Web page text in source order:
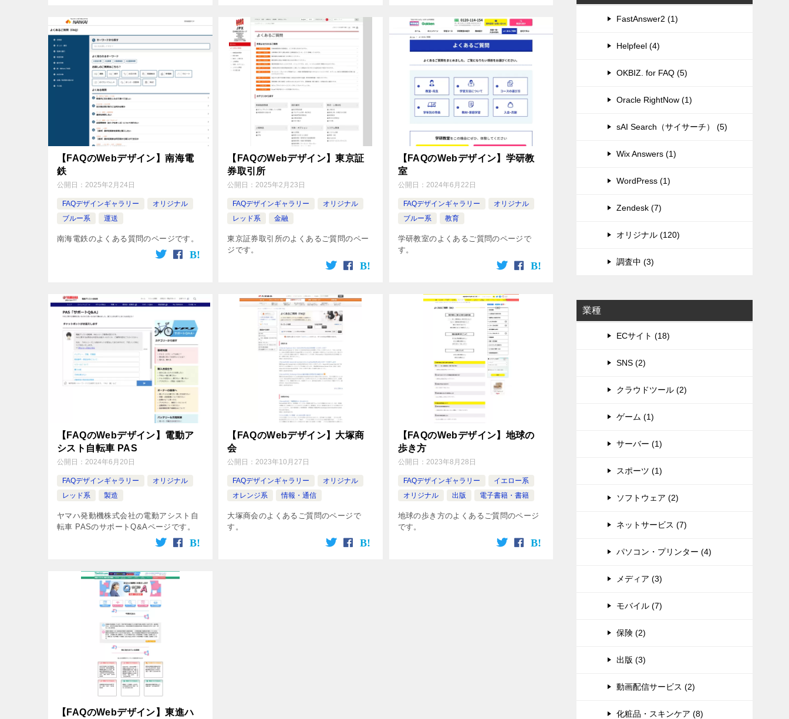
【FAQのWebデザイン】南海電
鉄
公開日： 2025年2月24日
FAQデザインギャラリー
オリジナル
ブルー系
運送
南海電鉄のよくある質問のページです。
【FAQのWebデザイン】東京証
券取引所
公開日：2025年2月23日
FAQデザインギャラリー
オリジナル
レッド系
金融
東京証券取引所のよくあるご質問のペー
ジです。
【FAQのWebデザイン】学研教
室
公開日： 2024年6月22日
FAQデザインギャラリー
オリジナル
ブルー系
教育
学研教室のよくあるご質問のページで
す。
【FAQのWebデザイン】電動ア
シスト自転車 PAS
公開日： 2024年6月20日
FAQデザインギャラリー
オリジナル
レッド系
製造
ヤマハ発動機株式会社の電動アシスト自
転車 PASのサポートQ&Aページです。
【FAQのWebデザイン】大塚商
会
公開日：2023年10月27日
FAQデザインギャラリー
オリジナル
オレンジ系
情報・通信
大塚商会のよくあるご質問のページで
す。
【FAQのWebデザイン】地球の
歩き方
公開日： 2023年8月28日
FAQデザインギャラリー
イエロー系
オリジナル
出版 電子書籍・書籍
地球の歩き方のよくあるご質問のページ
です。
【FAQのWebデザイン】東進ハ
FastAnswer2 (1)
Helpfeel (4)
OKBIZ. for FAQ (5)
Oracle RightNow (1)
sAI Search（サイサーチ） (5)
Wix Answers (1)
WordPress (1)
Zendesk (7)
オリジナル (120)
調査中 (3)
業種
ECサイト (18)
SNS (2)
クラウドツール (2)
ゲーム (1)
サーバー (1)
スポーツ (1)
ソフトウェア (2)
ネットサービス (7)
パソコン・プリンター (4)
メディア (3)
モバイル (7)
保険 (2)
出版 (3)
動画配信サービス (2)
化粧品・スキンケア (8)